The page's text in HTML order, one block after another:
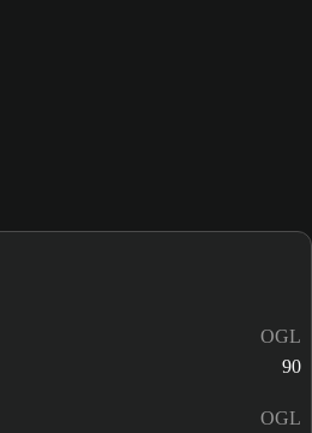
OGL
90
OGL